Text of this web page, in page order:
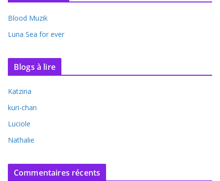
Blood Muzik
Luna Sea for ever
Blogs à lire
Katzina
kuri-chan
Luciole
Nathalie
Commentaires récents